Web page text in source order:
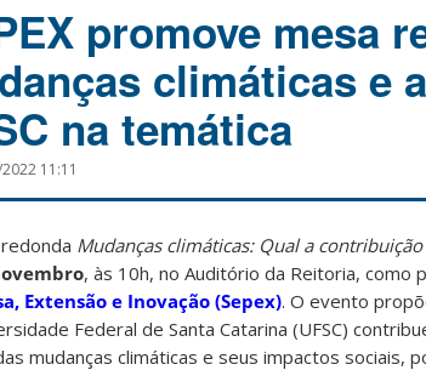
promove mesa
climáticas e
na temática
11:11
Mudanças climáticas: Qual a contribuição
, às 10h, no Auditório da Reitoria, como
Extensão e Inovação (Sepex). O evento
Federal de Santa Catarina (UFSC)
mudanças climáticas e seus impactos sociais,